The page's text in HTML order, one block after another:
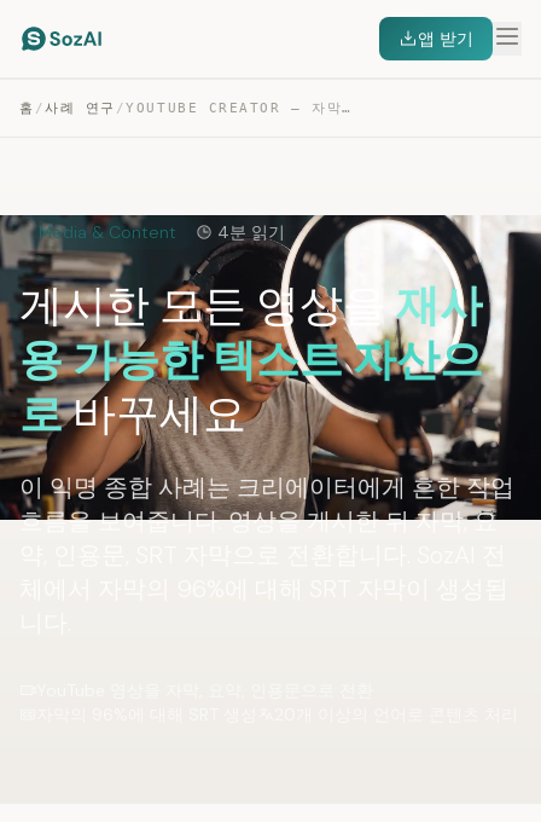
앱 받기
홈 / 사례 연구 / YOUTUBE CREATOR — 자막에서 콘텐츠 자산까지
Media & Content 4분 읽기
게시한 모든 영상을재사
용 가능한 텍스트 자산으
로바꾸세요
이 익명 종합 사례는 크리에이터에게 흔한 작업
흐름을 보여줍니다. 영상을 게시한 뒤 자막, 요